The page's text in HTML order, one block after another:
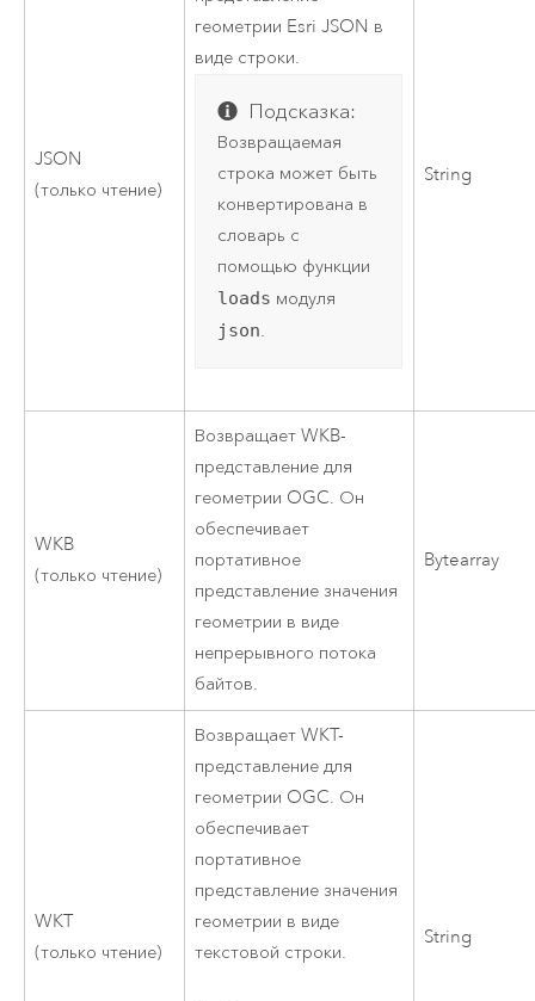
JSON
(только чтение)
геометрии Esri JSON в
виде строки.
Подсказка:
Возвращаемая
строка может быть
конвертирована в
словарь с
помощью функции
loads модуля
json.
String
WKB
(только чтение)
Возвращает WKB-
представление для
геометрии OGC. Он
обеспечивает
портативное
представление значения
геометрии в виде
непрерывного потока
байтов.
Bytearray
WKT
(только чтение)
Возвращает WKT-
представление для
геометрии OGC. Он
обеспечивает
портативное
представление значения
геометрии в виде
текстовой строки.
String